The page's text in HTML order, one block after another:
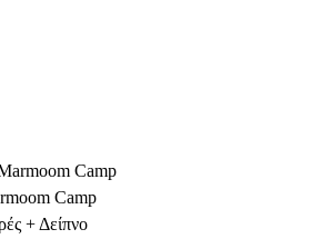
Camp
Camp
+ Δείπνο